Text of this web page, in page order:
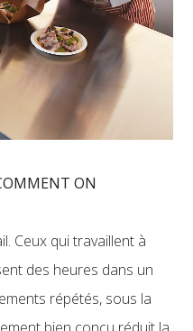
ON
Ceux qui travaillent à
des heures dans un
répétés, sous la